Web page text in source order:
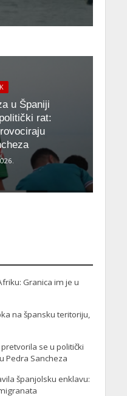
u Španiji
rat:
Granica im je u
na špansku teritoriju,
se u politički
Pedra Sancheza
španjolsku enklavu: